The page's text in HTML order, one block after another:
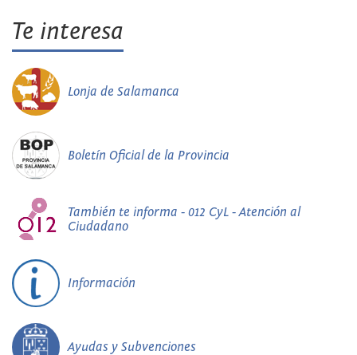
Te interesa
Lonja de Salamanca
Boletín Oficial de la Provincia
También te informa - 012 CyL - Atención al
Ciudadano
Información
Ayudas y Subvenciones